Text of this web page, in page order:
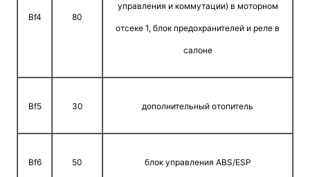
Bf4 80
управления и коммутации) в моторном
отсеке 1, блок предохранителей и реле в
салоне
Bf5 30 дополнительный отопитель
Bf6 50 блок управления ABS/ESP